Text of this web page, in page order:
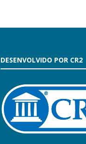
DESENVOLVIDO POR CR2